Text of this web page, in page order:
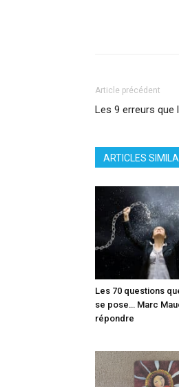
Article précédent
Les 9 erreurs que
ARTICLES
Les 70 questions
se pose… Marc
répondre